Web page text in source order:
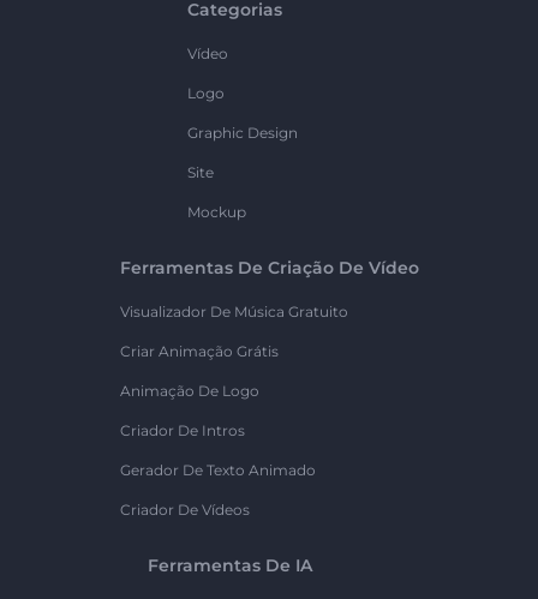
Categorias
Vídeo
Logo
Graphic Design
Site
Mockup
Ferramentas De Criação De Vídeo
Visualizador De Música Gratuito
Criar Animação Grátis
Animação De Logo
Criador De Intros
Gerador De Texto Animado
Criador De Vídeos
Ferramentas De IA